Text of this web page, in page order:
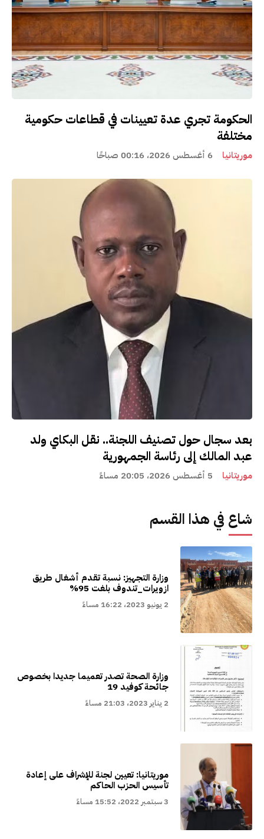
الحكومة تجري عدة تعيينات في قطاعات حكومية
مختلفة
موريتانيا 6 أغسطس 2026، 00:16 صباحًا
بعد سجال حول تصنيف اللجنة.. نقل البكاي ولد
عبد المالك إلى رئاسة الجمهورية
موريتانيا 5 أغسطس 2026، 20:05 مساءً
شاع في هذا القسم
وزارة التجهيز: نسبة تقدم أشغال طريق
ازويرات_تندوف بلغت 95%
2 يونيو 2023، 16:22 مساءً
وزارة الصحة تصدر تعميما جديدا بخصوص
جائحة كوفيد 19
2 يناير 2023، 21:03 مساءً
موريتانيا: تعيين لجنة للإشراف على إعادة
تأسيس الحزب الحاكم
3 سبتمبر 2022، 15:52 مساءً